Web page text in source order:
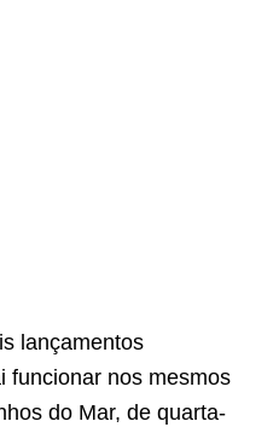
lançamentos
funcionar nos mesmos
do Mar, de quarta-